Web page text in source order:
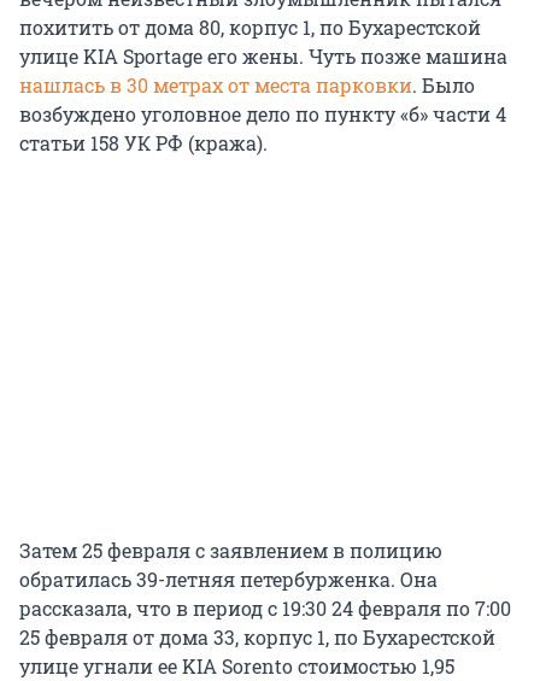
похитить от дома 80, корпус 1, по Бухарестской
улице KIA Sportage его жены. Чуть позже машина
нашлась в 30 метрах от места парковки. Было
возбуждено уголовное дело по пункту «б» части 4
статьи 158 УК РФ (кража).
Затем 25 февраля с заявлением в полицию
обратилась 39-летняя петербурженка. Она
рассказала, что в период с 19:30 24 февраля по 7:00
25 февраля от дома 33, корпус 1, по Бухарестской
улице угнали ее KIA Sorento стоимостью 1,95